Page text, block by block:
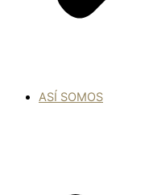
ASÍ SOMOS